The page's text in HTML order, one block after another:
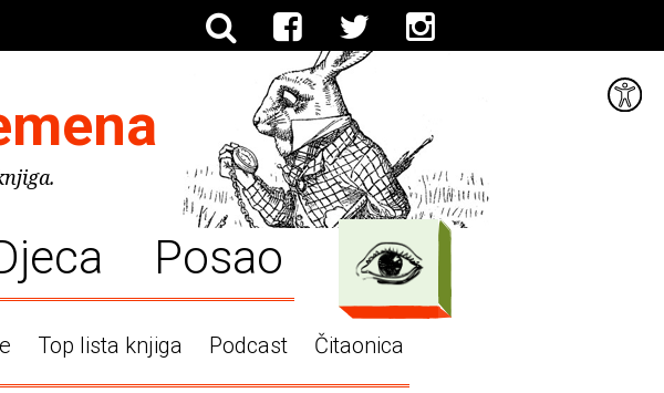
Posao
Top lista knjiga Podcast Čitaonica